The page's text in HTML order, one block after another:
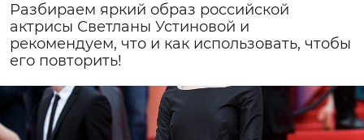
Разбираем яркий образ российской
актрисы Светланы Устиновой и
рекомендуем, что и как использовать, чтобы
его повторить!